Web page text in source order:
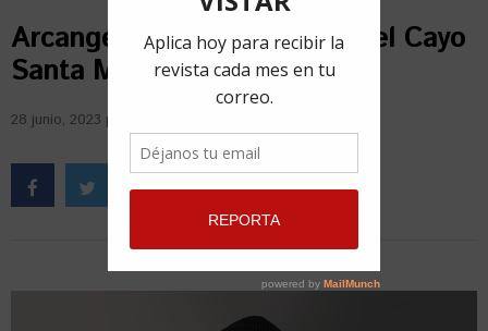
Arcangel y otros artistas en el Cayo
Santa María Music Fest
28 junio, 2023 por